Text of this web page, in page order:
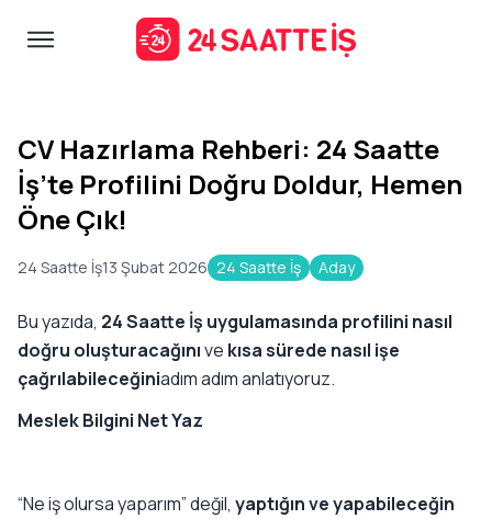
CV Hazırlama Rehberi: 24 Saatte
İş’te Profilini Doğru Doldur, Hemen
Öne Çık!
24 Saatte İş13 Şubat 2026 24 Saatte İş Aday
Bu yazıda, 24 Saatte İş uygulamasında profilini nasıl
doğru oluşturacağınıve kısa sürede nasıl işe
çağrılabileceğiniadım adım anlatıyoruz.
Meslek Bilgini Net Yaz
“Ne iş olursa yaparım” değil, yaptığın ve yapabileceğin